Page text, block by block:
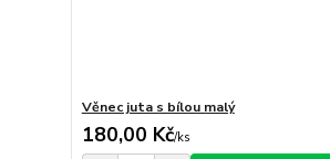
Věnec juta s bílou malý
180,00 Kč/ks